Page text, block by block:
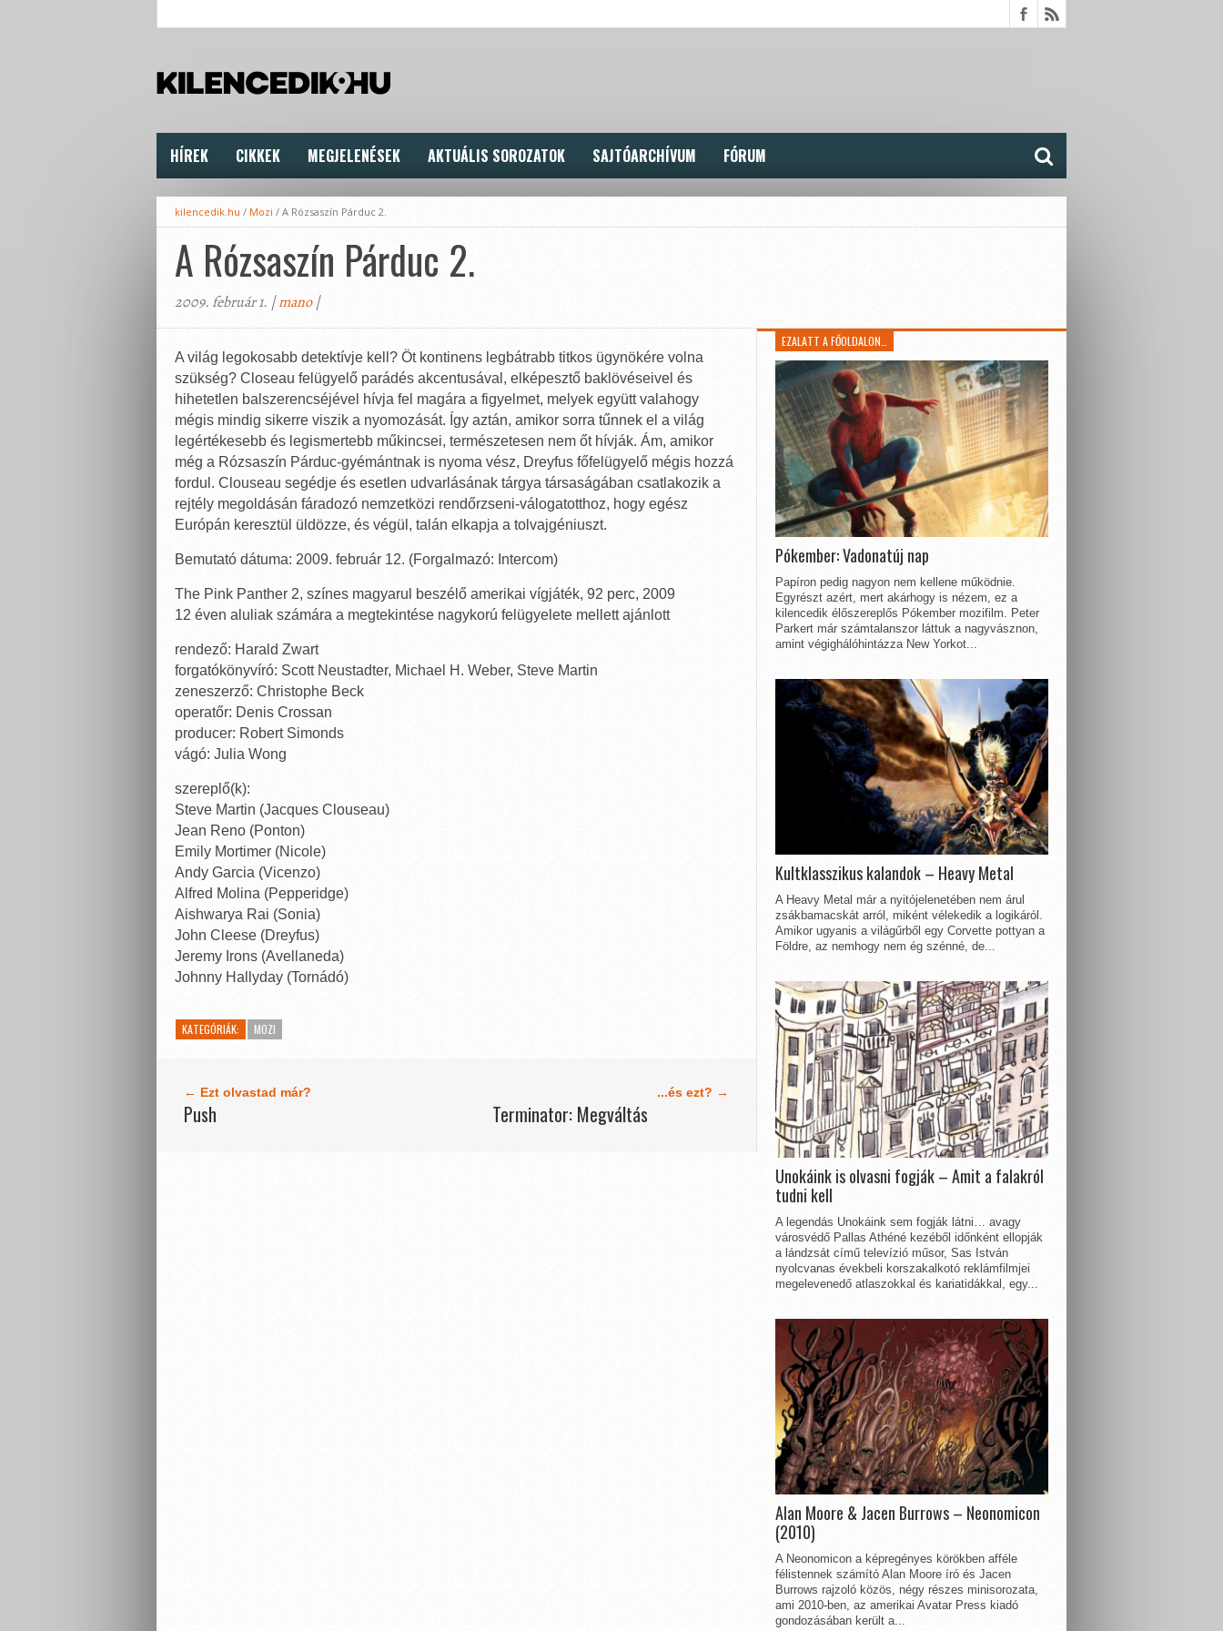
HÍREK CIKKEK MEGJELENÉSEK AKTUÁLIS SOROZATOK SAJTÓARCHÍVUM FÓRUM
kilencedik.hu / Mozi / A Rózsaszín Párduc 2.
A Rózsaszín Párduc 2.
2009. február 1. |mano|
A világ legokosabb detektívje kell? Öt kontinens legbátrabb titkos ügynökére volna
szükség? Closeau felügyelő parádés akcentusával, elképesztő baklövéseivel és
hihetetlen balszerencséjével hívja fel magára a figyelmet, melyek együtt valahogy
mégis mindig sikerre viszik a nyomozását. Így aztán, amikor sorra tűnnek el a világ
legértékesebb és legismertebb műkincsei, természetesen nem őt hívják. Ám, amikor
még a Rózsaszín Párduc-gyémántnak is nyoma vész, Dreyfus főfelügyelő mégis hozzá
fordul. Clouseau segédje és esetlen udvarlásának tárgya társaságában csatlakozik a
rejtély megoldásán fáradozó nemzetközi rendőrzseni-válogatotthoz, hogy egész
Európán keresztül üldözze, és végül, talán elkapja a tolvajgéniuszt.
Bemutató dátuma: 2009. február 12. (Forgalmazó: Intercom)
The Pink Panther 2, színes magyarul beszélő amerikai vígjáték, 92 perc, 2009
12 éven aluliak számára a megtekintése nagykorú felügyelete mellett ajánlott
rendező: Harald Zwart
forgatókönyvíró: Scott Neustadter, Michael H. Weber, Steve Martin
zeneszerző: Christophe Beck
operatőr: Denis Crossan
producer: Robert Simonds
vágó: Julia Wong
szereplő(k):
Steve Martin (Jacques Clouseau)
Jean Reno (Ponton)
Emily Mortimer (Nicole)
Andy Garcia (Vicenzo)
Alfred Molina (Pepperidge)
Aishwarya Rai (Sonia)
John Cleese (Dreyfus)
Jeremy Irons (Avellaneda)
Johnny Hallyday (Tornádó)
KATEGÓRIÁK: MOZI
← Ezt olvastad már?
Push
...és ezt? →
Terminator: Megváltás
EZALATT A FŐOLDALON…
Pókember: Vadonatúj nap
Papíron pedig nagyon nem kellene működnie.
Egyrészt azért, mert akárhogy is nézem, ez a
kilencedik élőszereplős Pókember mozifilm. Peter
Parkert már számtalanszor láttuk a nagyvásznon,
amint végighálóhintázza New Yorkot...
Kultklasszikus kalandok – Heavy Metal
A Heavy Metal már a nyitójelenetében nem árul
zsákbamacskát arról, miként vélekedik a logikáról.
Amikor ugyanis a világűrből egy Corvette pottyan a
Földre, az nemhogy nem ég szénné, de...
Unokáink is olvasni fogják – Amit a falakról
tudni kell
A legendás Unokáink sem fogják látni… avagy
városvédő Pallas Athéné kezéből időnként ellopják
a lándzsát című televízió műsor, Sas István
nyolcvanas évekbeli korszakalkotó reklámfilmjei
megelevenedő atlaszokkal és kariatidákkal, egy...
Alan Moore & Jacen Burrows – Neonomicon
(2010)
A Neonomicon a képregényes körökben afféle
félistennek számító Alan Moore író és Jacen
Burrows rajzoló közös, négy részes minisorozata,
ami 2010-ben, az amerikai Avatar Press kiadó
gondozásában került a...